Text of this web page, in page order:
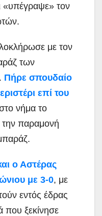
«υπέγραψε» τον
με τον
των
Πήρε σπουδαίο
επί του
νήμα το
την παραμονή
ο Αστέρας
με 3-0, με
εντός έδρας
που ξεκίνησε